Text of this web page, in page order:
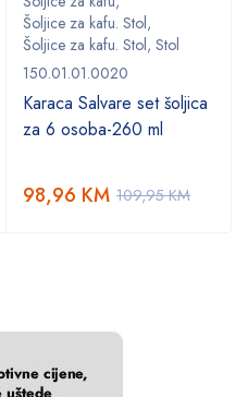
Šoljice za kafu. Stol,
Šoljice za kafu. Stol, Stol
150.01.01.0020
Karaca Salvare set šoljica
za 6 osoba-260 ml
109,95KM
98,96 KM